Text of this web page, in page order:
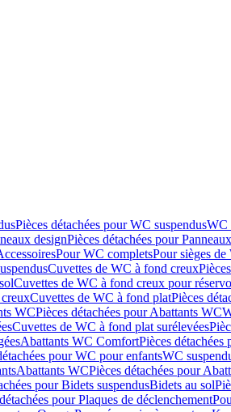
Pièces détachées pour WC suspendusWC
designPièces détachées pour
Pour WC completsPour sièges de
Cuvettes de WC à fond creux
Cuvettes de WC à fond creux pour
Cuvettes de WC à fond platPièces
WCPièces détachées pour Abattants WC
Cuvettes de WC à fond plat surélevées
Abattants WC ComfortPièces
pour WC pour enfantsWC
Abattants WCPièces détachées pour
pour Bidets suspendusBidets au sol
pour Plaques de déclenchement